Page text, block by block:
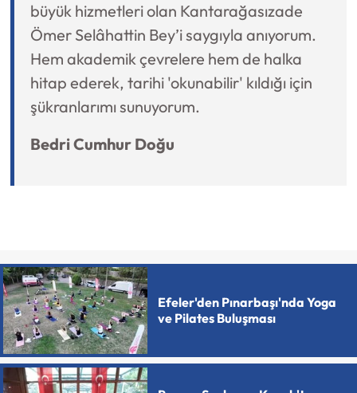
büyük hizmetleri olan Kantarağasızade
Ömer Selâhattin Bey’i saygıyla anıyorum.
Hem akademik çevrelere hem de halka
hitap ederek, tarihi 'okunabilir' kıldığı için
şükranlarımı sunuyorum.
Bedri Cumhur Doğu
Efeler'den Pınarbaşı'nda Yoga
ve Pilates Buluşması